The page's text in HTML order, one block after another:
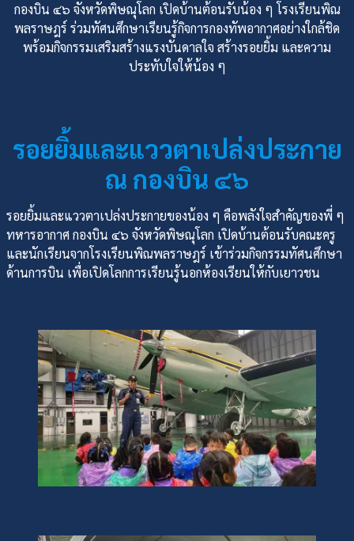
กองบิน ๔๖ จังหวัดพิษณุโลก เปิดบ้านต้อนรับน้อง ๆ โรงเรียนพิณ
พลราษฎร์ ร่วมทัศนศึกษาเรียนรู้กิจการกองทัพอากาศอย่างใกล้ชิด
พร้อมกิจกรรมเสริมสร้างแรงบันดาลใจ สร้างรอยยิ้ม และความ
ประทับใจให้น้อง ๆ
รอยยิ้มและแววตาเปล่งประกาย
ณ กองบิน ๔๖
รอยยิ้มและแววตาเปล่งประกายของน้อง ๆ คือพลังใจสำคัญของพี่ ๆ
ทหารอากาศ กองบิน ๔๖ จังหวัดพิษณุโลก เปิดบ้านต้อนรับคณะครู
และนักเรียนจากโรงเรียนพิณพลราษฎร์ เข้าร่วมกิจกรรมทัศนศึกษา
ด้านการบิน เพื่อเปิดโลกการเรียนรู้นอกห้องเรียนให้กับเยาวชน